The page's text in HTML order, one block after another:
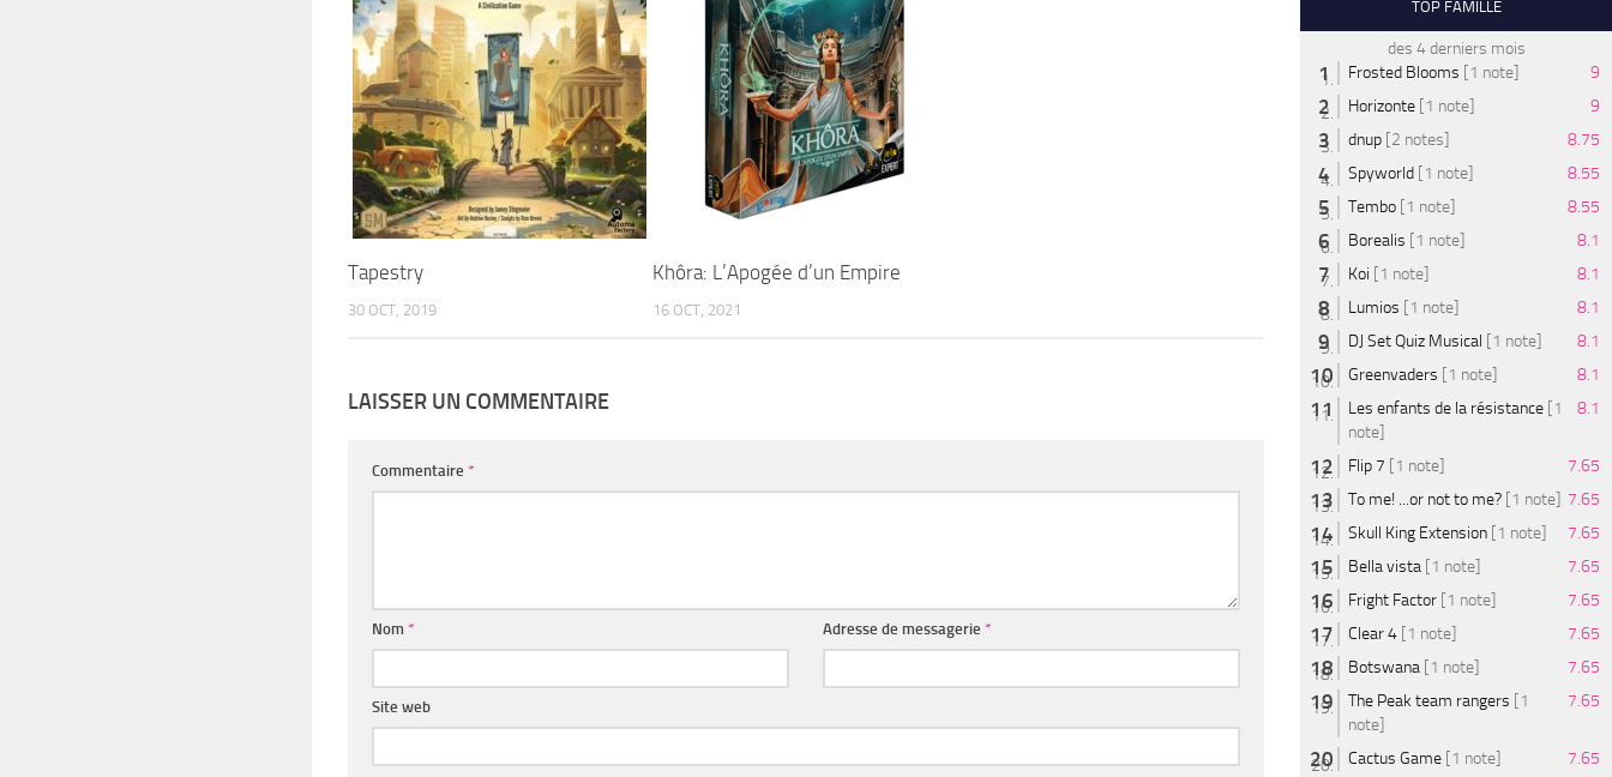
Tapestry
30 OCT, 2019
Khôra: L’Apogée d’un Empire
16 OCT, 2021
LAISSER UN COMMENTAIRE
Commentaire *
Nom * Adresse de messagerie*
Site web
TOP FAMILLE
des 4 derniers mois
Frosted Blooms [1 note]
9
Horizonte [1 note]
9
dnup [2 notes]
8.75
Spyworld [1 note]
8.55
Tembo [1 note]
8.55
Borealis [1 note]
8.1
Koi [1 note]
8.1
Lumios [1 note]
8.1
DJ Set Quiz Musical [1 note]
8.1
Greenvaders [1 note]
8.1
Les enfants de la résistance [1
note]
8.1
Flip 7 [1 note]
7.65
To me! ...or not to me? [1 note]
7.65
Skull King Extension [1 note]
7.65
Bella vista [1 note]
7.65
Fright Factor [1 note]
7.65
Clear 4 [1 note]
7.65
Botswana [1 note]
7.65
The Peak team rangers [1
note]
7.65
Cactus Game [1 note] 7.65